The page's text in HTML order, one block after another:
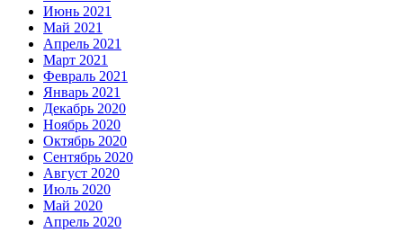
Июнь 2021
Май 2021
Апрель 2021
Март 2021
Февраль 2021
Январь 2021
Декабрь 2020
Ноябрь 2020
Октябрь 2020
Сентябрь 2020
Август 2020
Июль 2020
Май 2020
Апрель 2020